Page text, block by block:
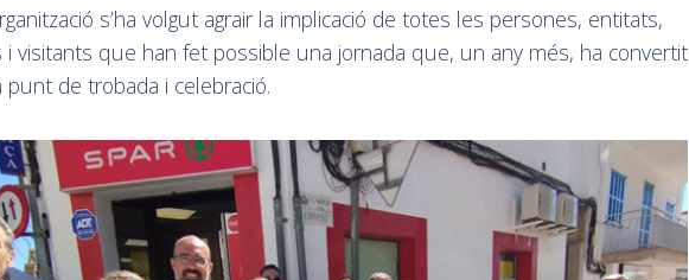
s’ha volgut agrair la implicació de totes les persones, entitats,
i visitants que han fet possible una jornada que, un any més, ha convertit
punt de trobada i celebració.